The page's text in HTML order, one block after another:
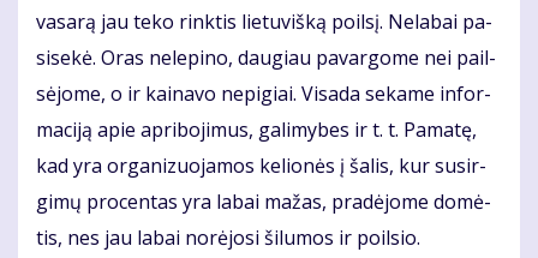
va­sa­rą jau te­ko rink­tis lie­tu­viš­ką po­il­sį. Ne­la­bai pa­
si­se­kė. Oras ne­le­pi­no, dau­giau pa­var­go­me nei pail­
sė­jo­me, o ir kai­na­vo ne­pi­giai. Vi­sa­da se­ka­me in­for­
ma­ci­ją apie ap­ri­bo­ji­mus, ga­li­my­bes ir t. t. Pa­ma­tę,
kad yra or­ga­ni­zuo­ja­mos ke­lio­nės į ša­lis, kur su­sir­
gi­mų pro­cen­tas yra la­bai ma­žas, pra­dė­jo­me do­mė­
tis, nes jau la­bai no­rė­jo­si ši­lu­mos ir po­il­sio.